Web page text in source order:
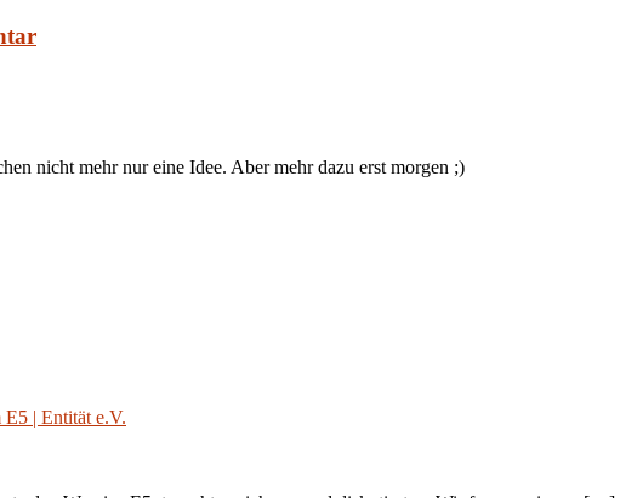
nicht mehr nur eine Idee. Aber mehr dazu erst morgen ;)
| Entität e.V.